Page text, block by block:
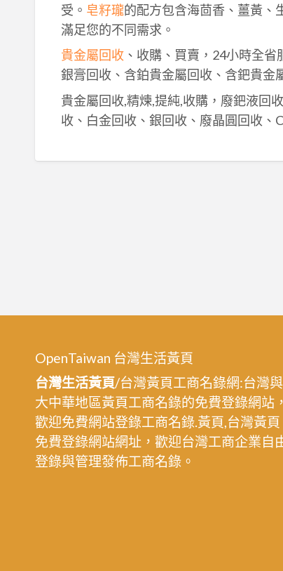
受。 皂籽瓏的配方包含海茴香、薑黃、
滿足您的不同需求。
貴金屬回收、收購、買賣，24小時全省
銀膏回收、含鉑貴金屬回收、含鈀貴金
貴金屬回收,精煉,提純,收購，廢鈀液回
收、白金回收、銀回收、廢晶圓回收、
OpenTaiwan 台灣生活黃頁
台灣生活黃頁/台灣黃頁工商名錄網:台灣與
大中華地區黃頁工商名錄的免費登錄網站，
歡迎免費網站登錄工商名錄.黃頁,台灣黃頁
免費登錄網站網址，歡迎台灣工商企業自
登錄與管理發佈工商名錄。